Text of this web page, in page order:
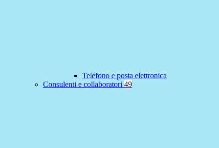
Telefono e posta elettronica
Consulenti e collaboratori 49